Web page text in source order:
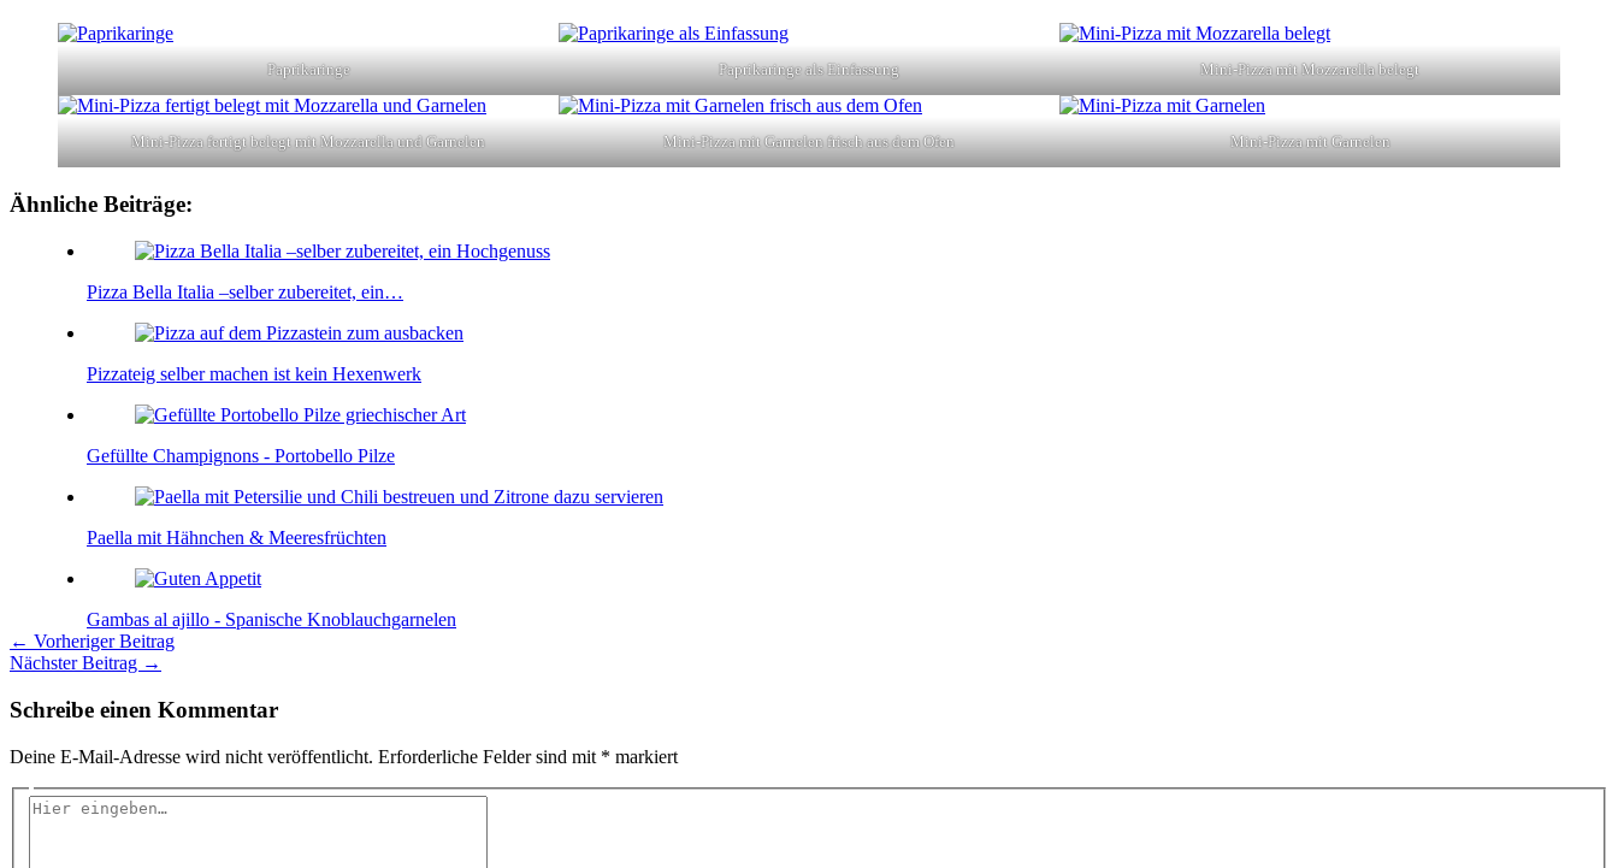
Paprikaringe Paprikaringe als Einfassung Mini-Pizza mit Mozzarella belegt
Mini-Pizza fertigt belegt mit Mozzarella und Garnelen Mini-Pizza mit Garnelen frisch aus dem Ofen Mini-Pizza mit Garnelen
Ähnliche Beiträge:
Pizza Bella Italia –selber zubereitet, ein…
Pizzateig selber machen ist kein Hexenwerk
Gefüllte Champignons - Portobello Pilze
Paella mit Hähnchen & Meeresfrüchten
Gambas al ajillo - Spanische Knoblauchgarnelen
← Vorheriger Beitrag
Nächster Beitrag →
Schreibe einen Kommentar
Deine E-Mail-Adresse wird nicht veröffentlicht. Erforderliche Felder sind mit * markiert
Hier